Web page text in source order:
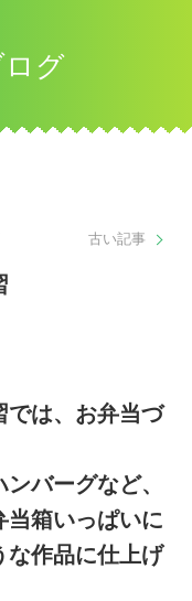
ログ
古い記事
は、お弁当づ
バーグなど、
当箱いっぱいに
な作品に仕上げ